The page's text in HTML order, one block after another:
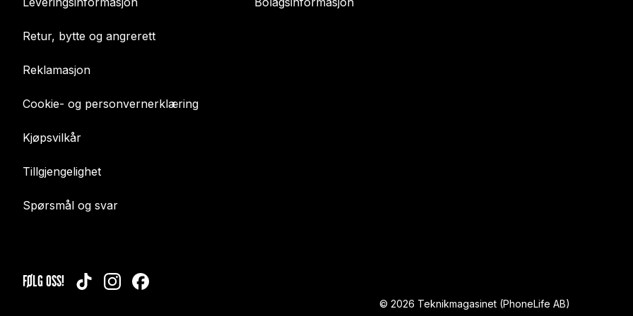
Retur, bytte og angrerett
Reklamasjon
Cookie- og personvernerklæring
Kjøpsvilkår
Tillgjengelighet
Spørsmål og svar
FØLG OSS! TIKTOKINSTAGRAMFACEBOOK
© 2026 Teknikmagasinet (PhoneLife AB)